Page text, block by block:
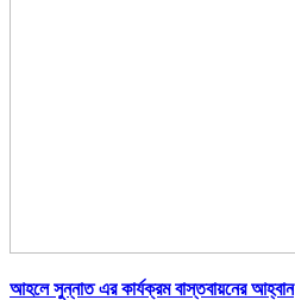
আহলে সুন্নাত এর কার্যক্রম বাস্তবায়নের আহ্বান